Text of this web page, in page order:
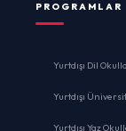
PROGRAMLAR
Yurtdışı Dil
Yurtdışı
Yurtdışı Yaz